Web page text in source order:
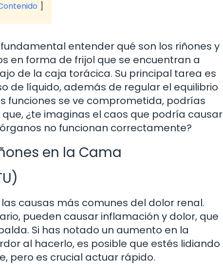
entender qué son los riñones y
en forma de frijol que se encuentran a
de la caja torácica. Su principal tarea es
de líquido, además de regular el equilibrio
funciones se ve comprometida, podrías
¿te imaginas el caos que podría causar
no funcionan correctamente?
en la Cama
causas más comunes del dolor renal.
pueden causar inflamación y dolor, que
Si has notado un aumento en la
al hacerlo, es posible que estés lidiando
pero es crucial actuar rápido.